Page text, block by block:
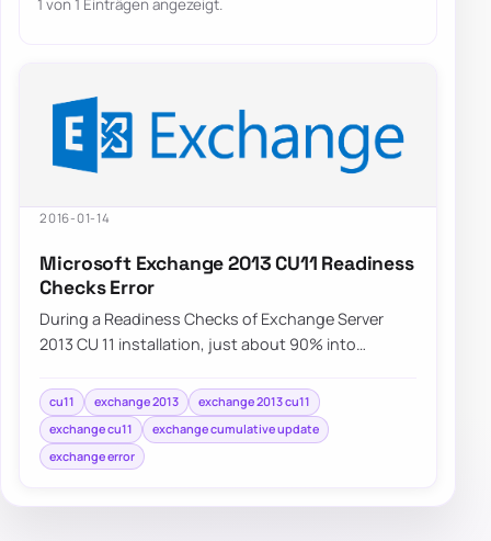
1 von 1 Einträgen angezeigt.
2016-01-14
Microsoft Exchange 2013 CU11 Readiness
Checks Error
During a Readiness Checks of Exchange Server
2013 CU 11 installation, just about 90% into
cu11 exchange 2013
exchange 2013 cu11
exchange cu11
exchange cumulative update
exchange error